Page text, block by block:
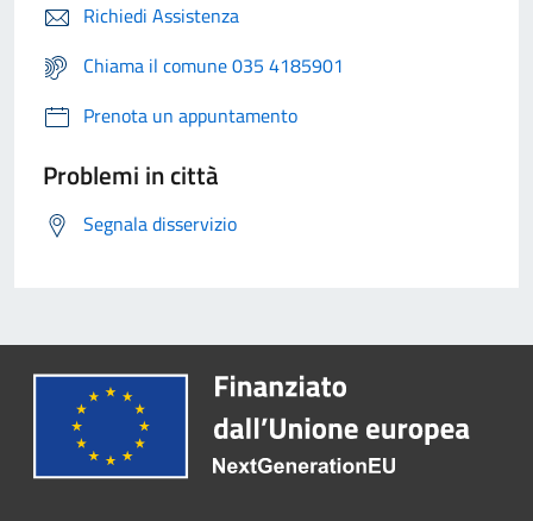
Richiedi Assistenza
Chiama il comune 035 4185901
Prenota un appuntamento
Problemi in città
Segnala disservizio